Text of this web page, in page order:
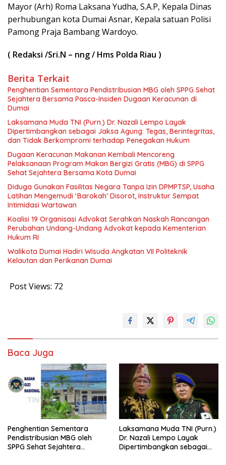
Mayor (Arh) Roma Laksana Yudha, S.A.P, Kepala Dinas
perhubungan kota Dumai Asnar, Kepala satuan Polisi
Pamong Praja Bambang Wardoyo.
( Redaksi /Sri.N – nng / Hms Polda Riau )
Berita Terkait
Penghentian Sementara Pendistribusian MBG oleh SPPG Sehat
Sejahtera Bersama Pasca-Insiden Dugaan Keracunan di
Dumai
Laksamana Muda TNI (Purn.) Dr. Nazali Lempo Layak
Dipertimbangkan sebagai Jaksa Agung: Tegas, Berintegritas,
dan Tidak Berkompromi terhadap Penegakan Hukum
Dugaan Keracunan Makanan Kembali Mencoreng
Pelaksanaan Program Makan Bergizi Gratis (MBG) di SPPG
Sehat Sejahtera Bersama Kota Dumai
Diduga Gunakan Fasilitas Negara Tanpa Izin DPMPTSP, Usaha
Latihan Mengemudi ‘Barokah’ Disorot, Instruktur Sempat
Intimidasi Wartawan
Koalisi 19 Organisasi Advokat Serahkan Naskah Rancangan
Perubahan Undang-Undang Advokat kepada Kementerian
Hukum RI
Walikota Dumai Hadiri Wisuda Angkatan VII Politeknik
Kelautan dan Perikanan Dumai
Post Views: 72
Baca Juga
Penghentian Sementara
Pendistribusian MBG oleh
SPPG Sehat Sejahtera
Laksamana Muda TNI (Purn.)
Dr. Nazali Lempo Layak
Dipertimbangkan sebagai